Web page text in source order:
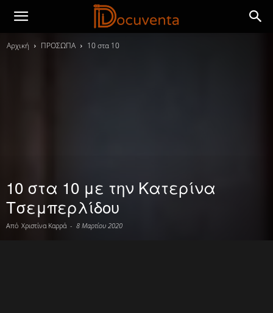
Αρχική ΠΡΟΣΩΠΑ 10 στα 10
10 στα 10 με την Κατερίνα
Τσεμπερλίδου
Από Χριστίνα Καρρά - 8 Μαρτίου 2020